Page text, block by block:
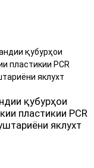
қубурҳои
пластикии PCR
яклухт